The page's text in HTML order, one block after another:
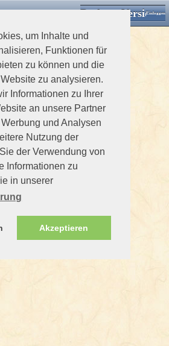
um Inhalte und
Funktionen für
zu können und die
zu analysieren.
Informationen zu Ihrer
an unsere Partner
und Analysen
Nutzung der
der Verwendung von
Informationen zu
in unserer
Akzeptieren
Desktop VersionEinloggen